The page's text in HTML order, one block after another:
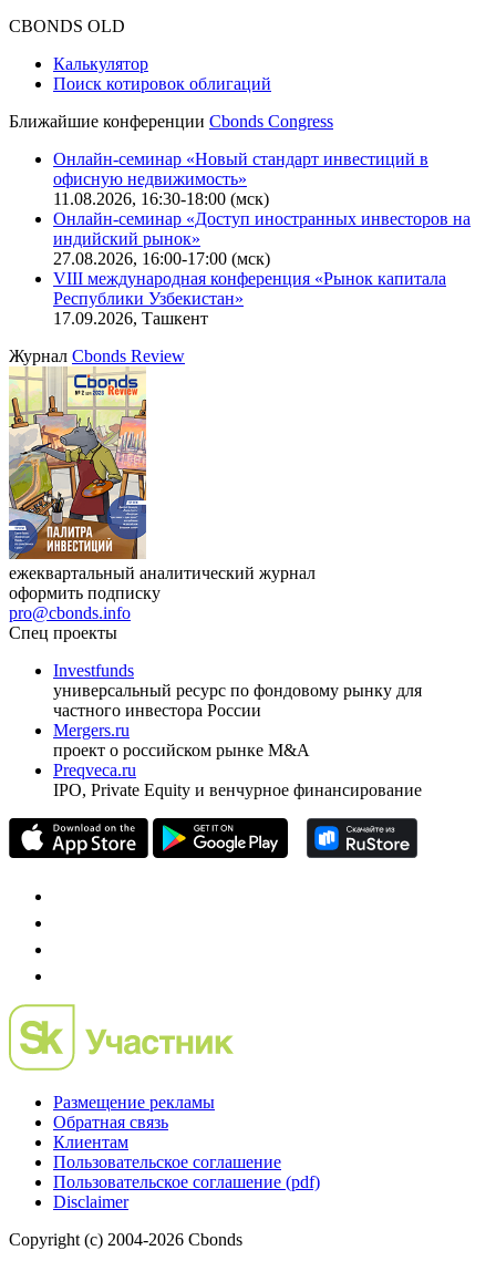
CBONDS OLD
Калькулятор
Поиск котировок облигаций
Ближайшие конференции Cbonds Congress
Онлайн-семинар «Новый стандарт инвестиций в
офисную недвижимость»
11.08.2026, 16:30-18:00 (мск)
Онлайн-семинар «Доступ иностранных инвесторов на
индийский рынок»
27.08.2026, 16:00-17:00 (мск)
VIII международная конференция «Рынок капитала
Республики Узбекистан»
17.09.2026, Ташкент
Журнал Cbonds Review
ежеквартальный аналитический журнал
оформить подписку
pro@cbonds.info
Спец проекты
Investfunds
универсальный ресурс по фондовому рынку для
частного инвестора России
Mergers.ru
проект о российском рынке M&A
Preqveca.ru
IPO, Private Equity и венчурное финансирование
Размещение рекламы
Обратная связь
Клиентам
Пользовательское соглашение
Пользовательское соглашение (pdf)
Disclaimer
Copyright (c) 2004-2026 Cbonds